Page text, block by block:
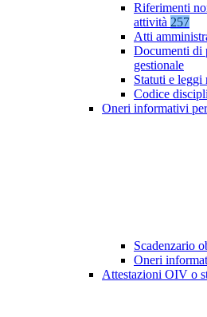
Riferimenti
attività 257
Atti
Documenti di
gestionale
Statuti e leggi
Codice
Oneri informativi
Scadenzario
Oneri
Attestazioni OIV o